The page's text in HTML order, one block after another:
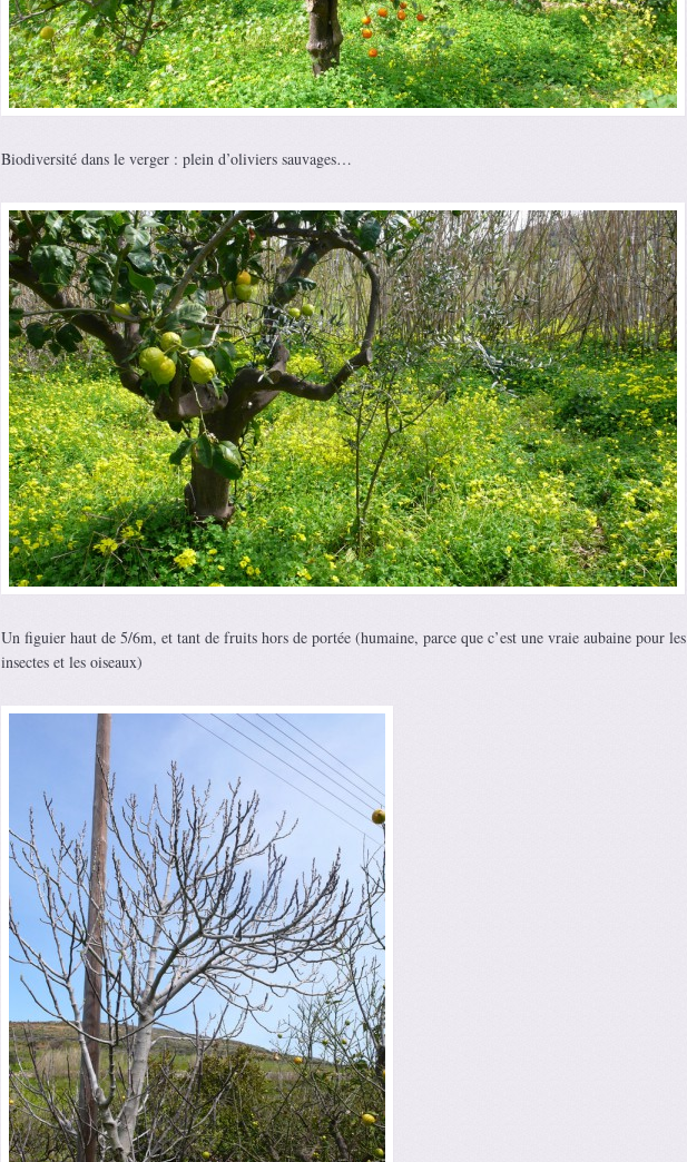
Biodiversité dans le verger : plein d’oliviers sauvages…
Un figuier haut de 5/6m, et tant de fruits hors de portée (humaine, parce que c’est une vraie aubaine pour les
insectes et les oiseaux)